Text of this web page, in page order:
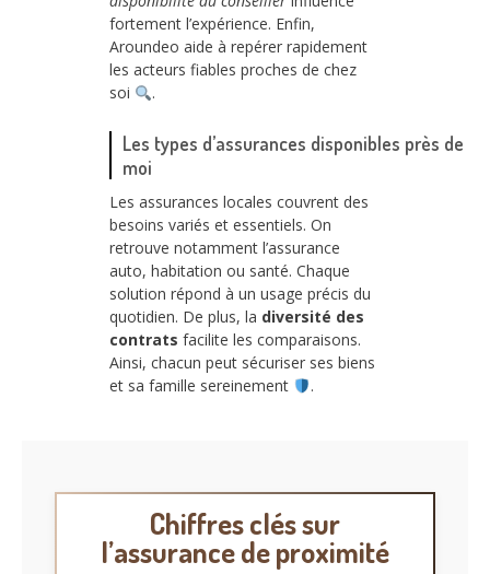
fortement l’expérience. Enfin,
Aroundeo aide à repérer rapidement
les acteurs fiables proches de chez
soi
.
Les types d’assurances disponibles près de
moi
Les assurances locales couvrent des
besoins variés et essentiels. On
retrouve notamment l’assurance
auto, habitation ou santé. Chaque
solution répond à un usage précis du
quotidien. De plus, la diversité des
contrats facilite les comparaisons.
Ainsi, chacun peut sécuriser ses biens
et sa famille sereinement
.
Chiffres clés sur
l’assurance de proximité